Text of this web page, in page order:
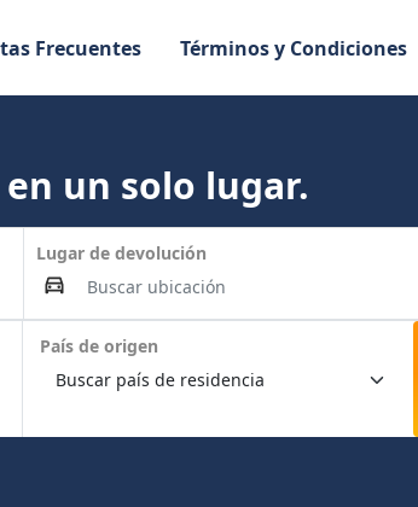
Frecuentes Términos y Condiciones
un solo lugar.
Lugar de devolución
País de origen